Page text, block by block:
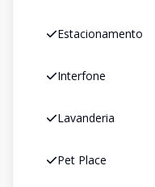
Estacionamento
Interfone
Lavanderia
Pet Place